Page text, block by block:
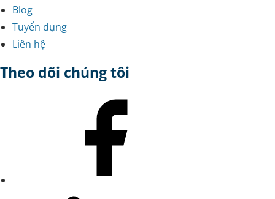
Blog
Tuyển dụng
Liên hệ
Theo dõi chúng tôi